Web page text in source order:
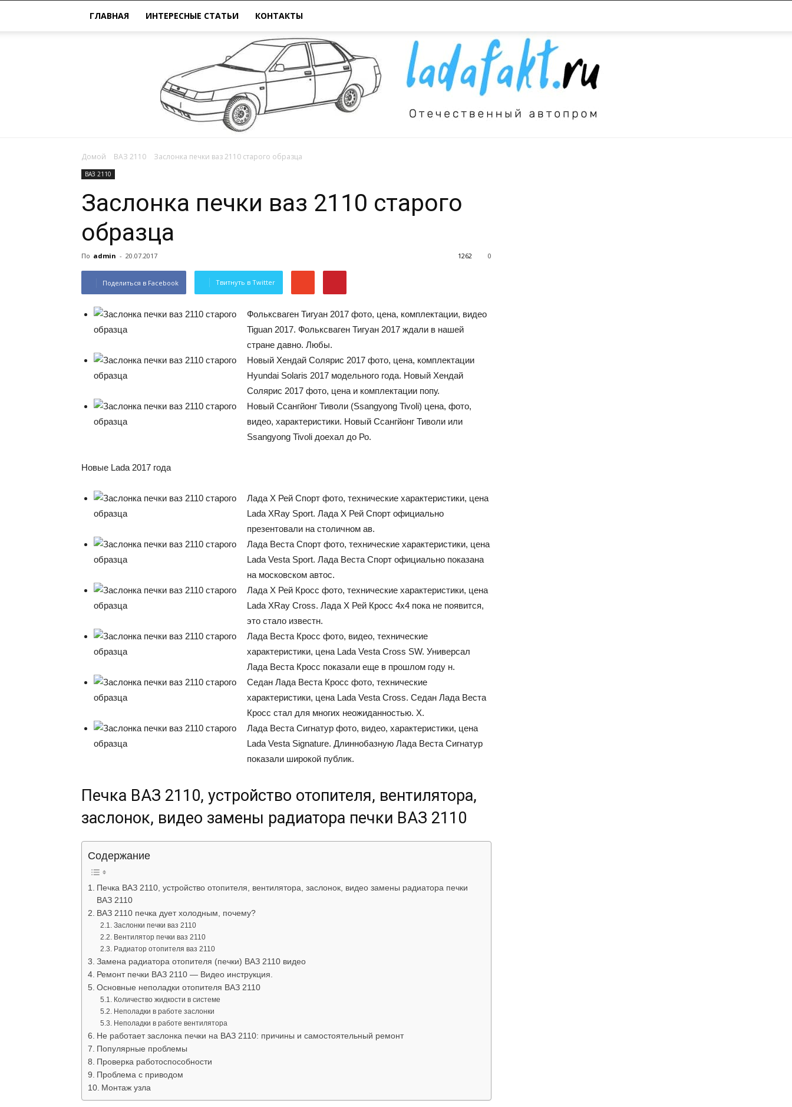
ГЛАВНАЯ ИНТЕРЕСНЫЕ СТАТЬИ КОНТАКТЫ
автомобилях
ВАЗ
Домой ВАЗ 2110 Заслонка печки ваз 2110 старого образца
ВАЗ 2110
Заслонка печки ваз 2110 старого
образца
По admin - 20.07.2017 0
1262
Поделиться в Facebook Твитнуть в Twitter
Фольксваген Тигуан 2017 фото, цена, комплектации, видео
Tiguan 2017. Фольксваген Тигуан 2017 ждали в нашей
стране давно. Любы.
Новый Хендай Солярис 2017 фото, цена, комплектации
Hyundai Solaris 2017 модельного года. Новый Хендай
Солярис 2017 фото, цена и комплектации попу.
Новый Ссангйонг Тиволи (Ssangyong Tivoli) цена, фото,
видео, характеристики. Новый Ссангйонг Тиволи или
Ssangyong Tivoli доехал до Ро.
Новые Lada 2017 года
Лада Х Рей Спорт фото, технические характеристики, цена
Lada XRay Sport. Лада Х Рей Спорт официально
презентовали на столичном ав.
Лада Веста Спорт фото, технические характеристики, цена
Lada Vesta Sport. Лада Веста Спорт официально показана
на московском автос.
Лада Х Рей Кросс фото, технические характеристики, цена
Lada XRay Cross. Лада Х Рей Кросс 4х4 пока не появится,
это стало известн.
Лада Веста Кросс фото, видео, технические
характеристики, цена Lada Vesta Cross SW. Универсал
Лада Веста Кросс показали еще в прошлом году н.
Седан Лада Веста Кросс фото, технические
характеристики, цена Lada Vesta Cross. Седан Лада Веста
Кросс стал для многих неожиданностью. Х.
Лада Веста Сигнатур фото, видео, характеристики, цена
Lada Vesta Signature. Длиннобазную Лада Веста Сигнатур
показали широкой публик.
Печка ВАЗ 2110, устройство отопителя, вентилятора,
заслонок, видео замены радиатора печки ВАЗ 2110
Содержание
Печка ВАЗ 2110, устройство отопителя, вентилятора, заслонок, видео замены радиатора печки
ВАЗ 2110
ВАЗ 2110 печка дует холодным, почему?
Заслонки печки ваз 2110
Вентилятор печки ваз 2110
Радиатор отопителя ваз 2110
Замена радиатора отопителя (печки) ВАЗ 2110 видео
Ремонт печки ВАЗ 2110 — Видео инструкция.
Основные неполадки отопителя ВАЗ 2110
Количество жидкости в системе
Неполадки в работе заслонки
Неполадки в работе вентилятора
Не работает заслонка печки на ВАЗ 2110: причины и самостоятельный ремонт
Популярные проблемы
Проверка работоспособности
Проблема с приводом
Монтаж узла